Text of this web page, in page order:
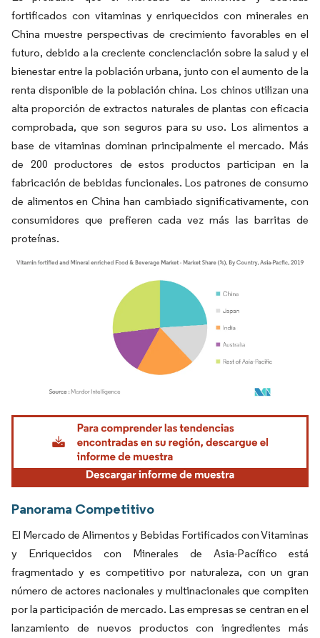
fortificados con vitaminas y enriquecidos con minerales en
China muestre perspectivas de crecimiento favorables en el
futuro, debido a la creciente concienciación sobre la salud y el
bienestar entre la población urbana, junto con el aumento de la
renta disponible de la población china. Los chinos utilizan una
alta proporción de extractos naturales de plantas con eficacia
comprobada, que son seguros para su uso. Los alimentos a
base de vitaminas dominan principalmente el mercado. Más
de 200 productores de estos productos participan en la
fabricación de bebidas funcionales. Los patrones de consumo
de alimentos en China han cambiado significativamente, con
consumidores que prefieren cada vez más las barritas de
proteínas.
Imagen © Mordor Intelligence. El uso requiere atribución según CC BY 4.0.
Panorama Competitivo
El Mercado de Alimentos y Bebidas Fortificados con Vitaminas
y Enriquecidos con Minerales de Asia-Pacífico está
fragmentado y es competitivo por naturaleza, con un gran
número de actores nacionales y multinacionales que compiten
por la participación de mercado. Las empresas se centran en el
lanzamiento de nuevos productos con ingredientes más